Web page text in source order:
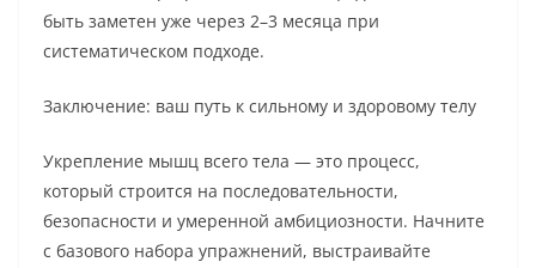
быть заметен уже через 2–3 месяца при
систематическом подходе.
Заключение: ваш путь к сильному и здоровому телу
Укрепление мышц всего тела — это процесс,
который строится на последовательности,
безопасности и умеренной амбициозности. Начните
с базового набора упражнений, выстраивайте